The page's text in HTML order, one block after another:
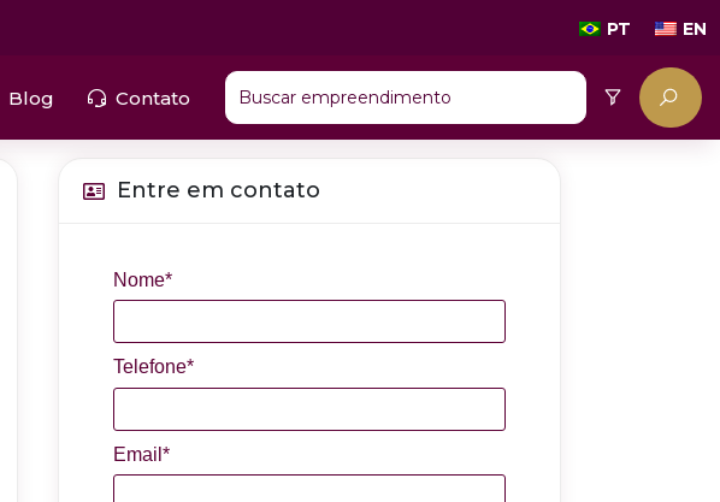
PT EN
Blog Contato
Entre em contato
Nome*
Telefone*
Email*